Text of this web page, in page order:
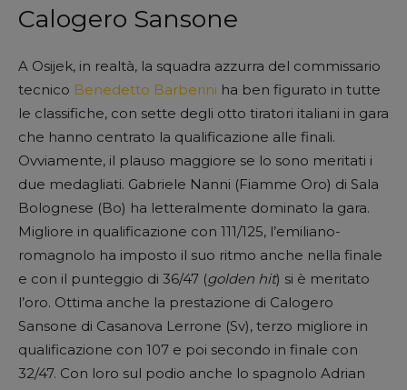
Calogero Sansone
A Osijek, in realtà, la squadra azzurra del commissario
tecnico Benedetto Barberini ha ben figurato in tutte
le classifiche, con sette degli otto tiratori italiani in gara
che hanno centrato la qualificazione alle finali.
Ovviamente, il plauso maggiore se lo sono meritati i
due medagliati. Gabriele Nanni (Fiamme Oro) di Sala
Bolognese (Bo) ha letteralmente dominato la gara.
Migliore in qualificazione con 111/125, l’emiliano-
romagnolo ha imposto il suo ritmo anche nella finale
e con il punteggio di 36/47 (golden hit) si è meritato
l’oro. Ottima anche la prestazione di Calogero
Sansone di Casanova Lerrone (Sv), terzo migliore in
qualificazione con 107 e poi secondo in finale con
32/47. Con loro sul podio anche lo spagnolo Adrian